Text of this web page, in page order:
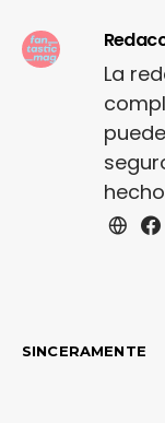
La
SINCERAMENTE